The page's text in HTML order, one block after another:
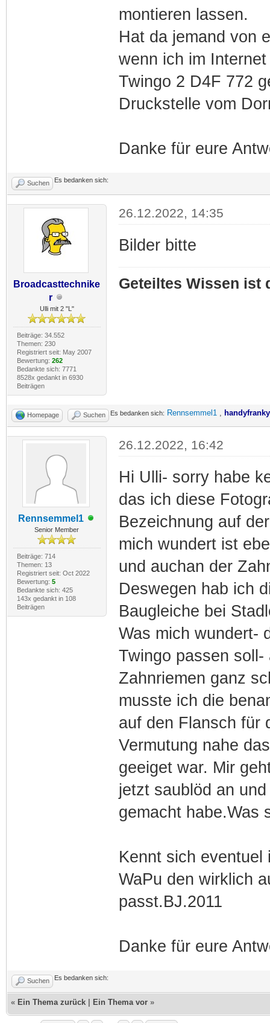
montieren lassen.
Hat da jemand von
wenn ich im
Twingo 2 D4F 772
Druckstelle vom
Danke für eure
Suchen Es bedanken sich:
Broadcasttechnike
r
Ulli mit 2 "L"
Beiträge: 34.552
Themen: 230
Registriert seit: May 2007
Bewertung: 262
Bedankte sich: 7771
8528x gedankt in 6930
Beiträgen
26.12.2022, 14:35
Bilder bitte
Geteiltes Wissen ist
Homepage Suchen Es bedanken sich: Rennsemmel1 handyfranky
Rennsemmel1
Senior Member
Beiträge: 714
Themen: 13
Registriert seit: Oct 2022
Bewertung: 5
Bedankte sich: 425
143x gedankt in 108
Beiträgen
26.12.2022, 16:42
Hi Ulli- sorry habe
das ich diese
Bezeichnung auf
mich wundert ist
und auchan der
Deswegen hab ich
Baugleiche bei
Was mich wundert-
Twingo passen
Zahnriemen ganz
musste ich die
auf den Flansch für
Vermutung nahe
geeiget war. Mir
jetzt saublöd an
gemacht habe.Was
Kennt sich eventuel
WaPu den wirklich
passt.BJ.2011
Danke für eure
Suchen Es bedanken sich:
« Ein Thema zurück Ein Thema vor »